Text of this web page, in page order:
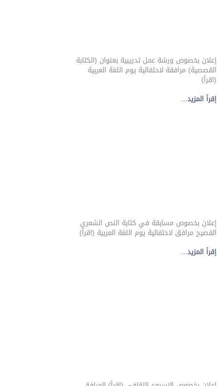
إعلان بخصوص ورشة عمل تدريبية بعنوان (الكتابة
القصصية) مرافقة لاحتفالية يوم اللغة العربية
(اقرأ)
إقرأ المزيد...
إعلان بخصوص مسابقة في كتابة النص الشعري
الفصيح مرافق لاحتفالية يوم اللغة العربية (اقرأ)
إقرأ المزيد...